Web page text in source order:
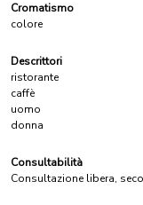
Cromatismo
colore
Descrittori
ristorante
caffè
uomo
donna
Consultabilità
Consultazione libera,